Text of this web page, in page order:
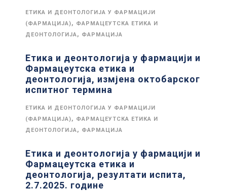
ЕТИКА И ДЕОНТОЛОГИЈА У ФАРМАЦИЈИ
(ФАРМАЦИЈА), ФАРМАЦЕУТСКА ЕТИКА И
ДЕОНТОЛОГИЈА, ФАРМАЦИЈА
Етика и деонтологија у фармацији и
Фармацеутска етика и
деонтологија, измјена октобарског
испитног термина
ЕТИКА И ДЕОНТОЛОГИЈА У ФАРМАЦИЈИ
(ФАРМАЦИЈА), ФАРМАЦЕУТСКА ЕТИКА И
ДЕОНТОЛОГИЈА, ФАРМАЦИЈА
Етика и деонтологија у фармацији и
Фармацеутска етика и
деонтологија, резултати испита,
2.7.2025. године